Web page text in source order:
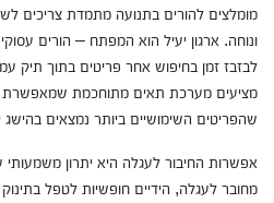
מומלצים להורים בתנועה מתמדת צריכים
ונוחה. ארגון יעיל הוא המפתח – הורים
לבזבז זמן בחיפוש אחר פריטים בתוך תיק
מציעים מערכת תאים מתוחכמת שמאפשרת
שהפריטים השימושיים ביותר נמצאים בהישג
אפשרות החיבור לעגלה היא יתרון
מחובר לעגלה, הידיים חופשיות לטפל